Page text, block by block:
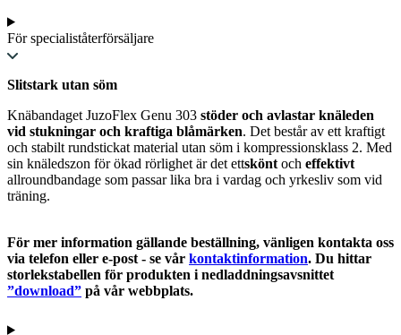
För specialiståterförsäljare
Slitstark utan söm
Knäbandaget JuzoFlex Genu 303 stöder och avlastar knäleden
vid stukningar och kraftiga blåmärken. Det består av ett kraftigt
och stabilt rundstickat material utan söm i kompressionsklass 2. Med
sin knäledszon för ökad rörlighet är det ettskönt och effektivt
allroundbandage som passar lika bra i vardag och yrkesliv som vid
träning.
För mer information gällande beställning, vänligen kontakta oss
via telefon eller e-post - se vår kontaktinformation. Du hittar
storlekstabellen för produkten i nedladdningsavsnittet
”download” på vår webbplats.